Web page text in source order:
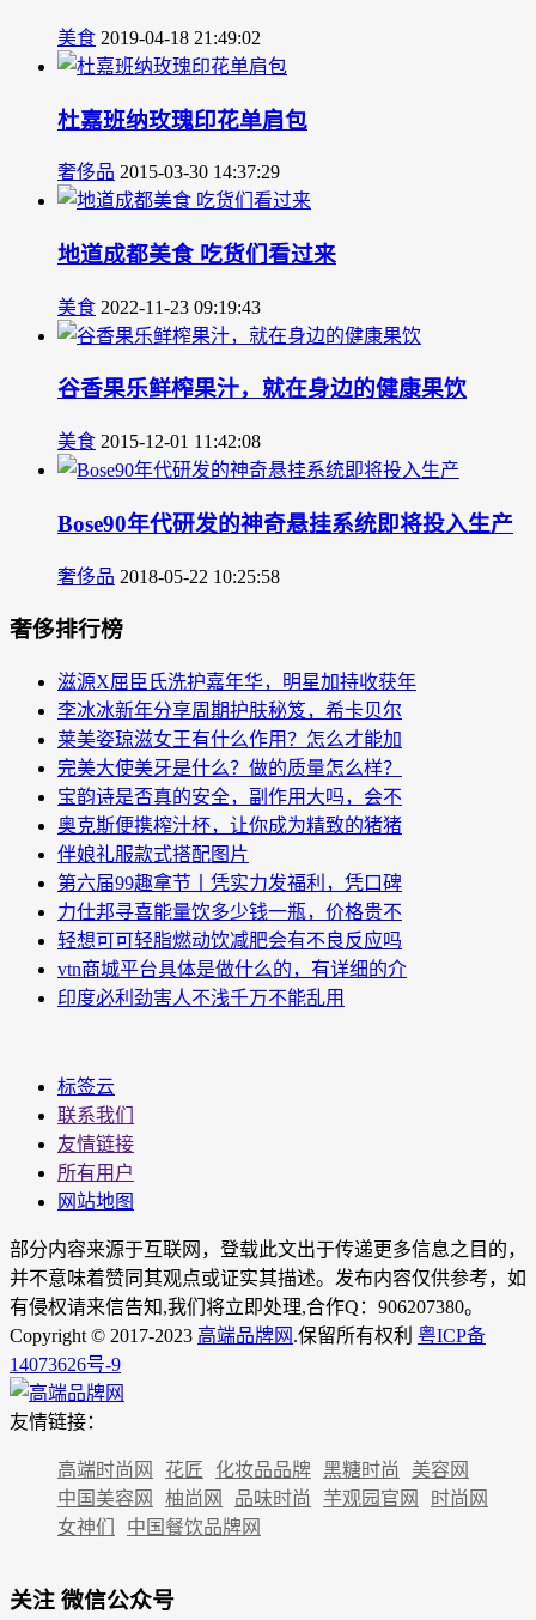
美食 2019-04-18 21:49:02
杜嘉班纳玫瑰印花单肩包
奢侈品 2015-03-30 14:37:29
地道成都美食 吃货们看过来
美食 2022-11-23 09:19:43
谷香果乐鲜榨果汁，就在身边的健康果饮
美食 2015-12-01 11:42:08
Bose90年代研发的神奇悬挂系统即将投入生产
奢侈品 2018-05-22 10:25:58
奢侈排行榜
滋源X屈臣氏洗护嘉年华，明星加持收获年
李冰冰新年分享周期护肤秘笈，希卡贝尔
莱美姿琼滋女王有什么作用？怎么才能加
完美大使美牙是什么？做的质量怎么样？
宝韵诗是否真的安全，副作用大吗，会不
奥克斯便携榨汁杯，让你成为精致的猪猪
伴娘礼服款式搭配图片
第六届99趣拿节丨凭实力发福利，凭口碑
力仕邦寻喜能量饮多少钱一瓶，价格贵不
轻想可可轻脂燃动饮减肥会有不良反应吗
vtn商城平台具体是做什么的，有详细的介
印度必利劲害人不浅千万不能乱用
标签云
联系我们
友情链接
所有用户
网站地图
部分内容来源于互联网，登载此文出于传递更多信息之目的，
并不意味着赞同其观点或证实其描述。发布内容仅供参考，如
有侵权请来信告知,我们将立即处理,合作Q：906207380。
Copyright © 2017-2023 高端品牌网 .保留所有权利 粤ICP备
14073626号-9
友情链接：
高端时尚网 花匠 化妆品品牌 黑糖时尚
美容网
中国美容网
柚尚网 品味时尚 芋观园官网
时尚网
女神们
中国餐饮品牌网
关注 微信公众号